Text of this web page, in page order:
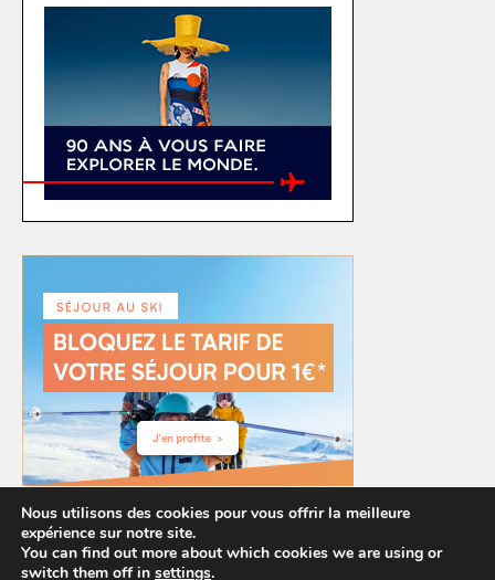
Nous utilisons des cookies pour vous offrir la meilleure
expérience sur notre site.
You can find out more about which cookies we are using or
switch them off in settings.